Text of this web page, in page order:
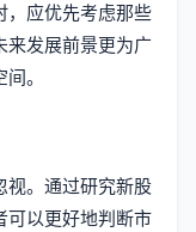
，应优先考虑那些
来发展前景更为广
。
视。通过研究新股
可以更好地判断市